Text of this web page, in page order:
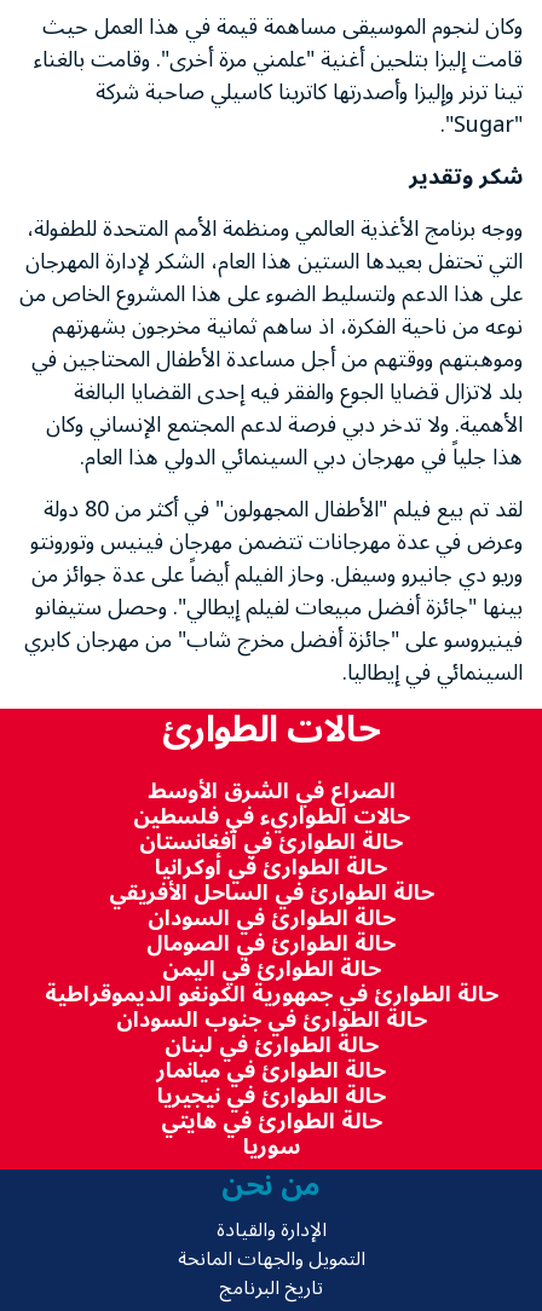
وكان لنجوم الموسيقى مساهمة قيمة في هذا العمل حيث
قامت إليزا بتلحين أغنية "علمني مرة أخرى". وقامت بالغناء
تينا ترنر وإليزا وأصدرتها كاترينا كاسيلي صاحبة شركة
"Sugar".
شكر وتقدير
ووجه برنامج الأغذية العالمي ومنظمة الأمم المتحدة للطفولة،
التي تحتفل بعيدها الستين هذا العام، الشكر لإدارة المهرجان
على هذا الدعم ولتسليط الضوء على هذا المشروع الخاص من
نوعه من ناحية الفكرة، اذ ساهم ثمانية مخرجون بشهرتهم
وموهبتهم ووقتهم من أجل مساعدة الأطفال المحتاجين في
بلد لاتزال قضايا الجوع والفقر فيه إحدى القضايا البالغة
الأهمية. ولا تدخر دبي فرصة لدعم المجتمع الإنساني وكان
هذا جلياً في مهرجان دبي السينمائي الدولي هذا العام.
لقد تم بيع فيلم "الأطفال المجهولون" في أكثر من 80 دولة
وعرض في عدة مهرجانات تتضمن مهرجان فينيس وتورونتو
وريو دي جانيرو وسيفل. وحاز الفيلم أيضاً على عدة جوائز من
بينها "جائزة أفضل مبيعات لفيلم إيطالي". وحصل ستيفانو
فينيروسو على "جائزة أفضل مخرج شاب" من مهرجان كابري
السينمائي في إيطاليا.
حالات الطوارئ
الصراع في الشرق الأوسط
حالات الطواريء في فلسطين
حالة الطوارئ في أفغانستان
حالة الطوارئ في أوكرانيا
حالة الطوارئ في الساحل الأفريقي
حالة الطوارئ في السودان
حالة الطوارئ في الصومال
حالة الطوارئ في اليمن
حالة الطوارئ في جمهورية الكونغو الديموقراطية
حالة الطوارئ في جنوب السودان
حالة الطوارئ في لبنان
حالة الطوارئ في ميانمار
حالة الطوارئ في نيجيريا
حالة الطوارئ في هايتي
سوريا
من نحن
الإدارة والقيادة
التمويل والجهات المانحة
تاريخ البرنامج